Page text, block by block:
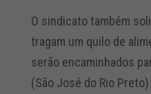
O sindicato também
tragam um quilo de
serão encaminhados
(São José do Rio